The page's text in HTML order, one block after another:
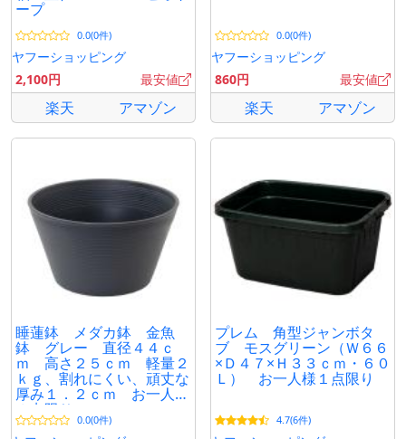
ープ
0.0(0件)
ヤフーショッピング
2,100円
最安値
楽天 アマゾン
0.0(0件)
ヤフーショッピング
860円
最安値
楽天 アマゾン
睡蓮鉢 メダカ鉢 金魚
鉢 グレー 直径４４ｃ
ｍ 高さ２５ｃｍ 軽量２
ｋｇ、割れにくい、頑丈な
厚み１．２ｃｍ お一人様
３点限り
0.0(0件)
プレム 角型ジャンボタ
ブ モスグリーン（Ｗ６６
×Ｄ４７×Ｈ３３ｃｍ・６０
Ｌ） お一人様１点限り
4.7(6件)